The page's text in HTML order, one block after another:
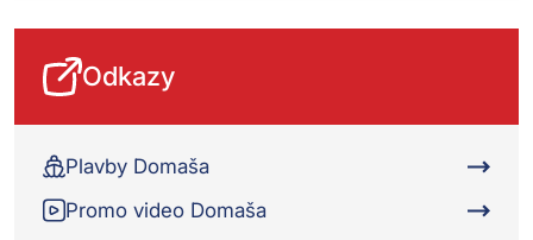
Odkazy
Plavby Domaša
Promo video Domaša